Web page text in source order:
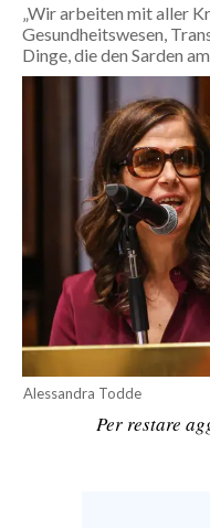
SPORT
RISULTATI E CLASSIFICHE
CALCIO REGIONALE
MOTORI
ALTRI SPORT
CULTURA
„Wir arbeiten mit aller
Gesundheitswesen,
Dinge, die den Sarden
Alessandra Todde
Per restare